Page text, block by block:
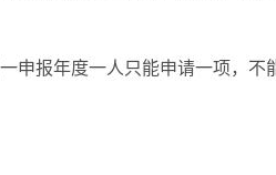
报年度一人只能申请一项，不